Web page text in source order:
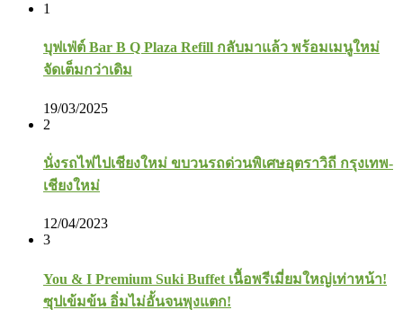
1
บุฟเฟ่ต์ Bar B Q Plaza Refill กลับมาแล้ว พร้อมเมนูใหม่
จัดเต็มกว่าเดิม
19/03/2025
2
นั่งรถไฟไปเชียงใหม่ ขบวนรถด่วนพิเศษอุตราวิถี กรุงเทพ-
เชียงใหม่
12/04/2023
3
You & I Premium Suki Buffet เนื้อพรีเมี่ยมใหญ่เท่าหน้า!
ซุปเข้มข้น อิ่มไม่อั้นจนพุงแตก!